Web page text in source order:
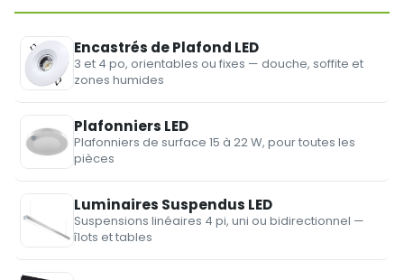
Encastrés de Plafond LED
3 et 4 po, orientables ou fixes — douche, soffite et
zones humides
Plafonniers LED
Plafonniers de surface 15 à 22 W, pour toutes les
pièces
Luminaires Suspendus LED
Suspensions linéaires 4 pi, uni ou bidirectionnel —
îlots et tables